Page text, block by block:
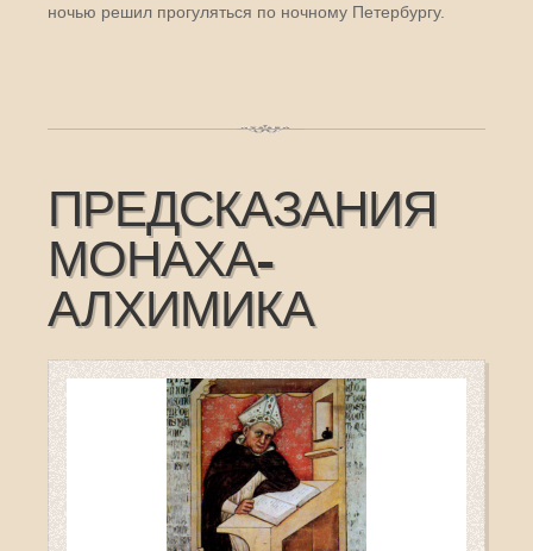
ночью решил прогуляться по ночному Петербургу.
ПРЕДСКАЗАНИЯ
МОНАХА-
АЛХИМИКА